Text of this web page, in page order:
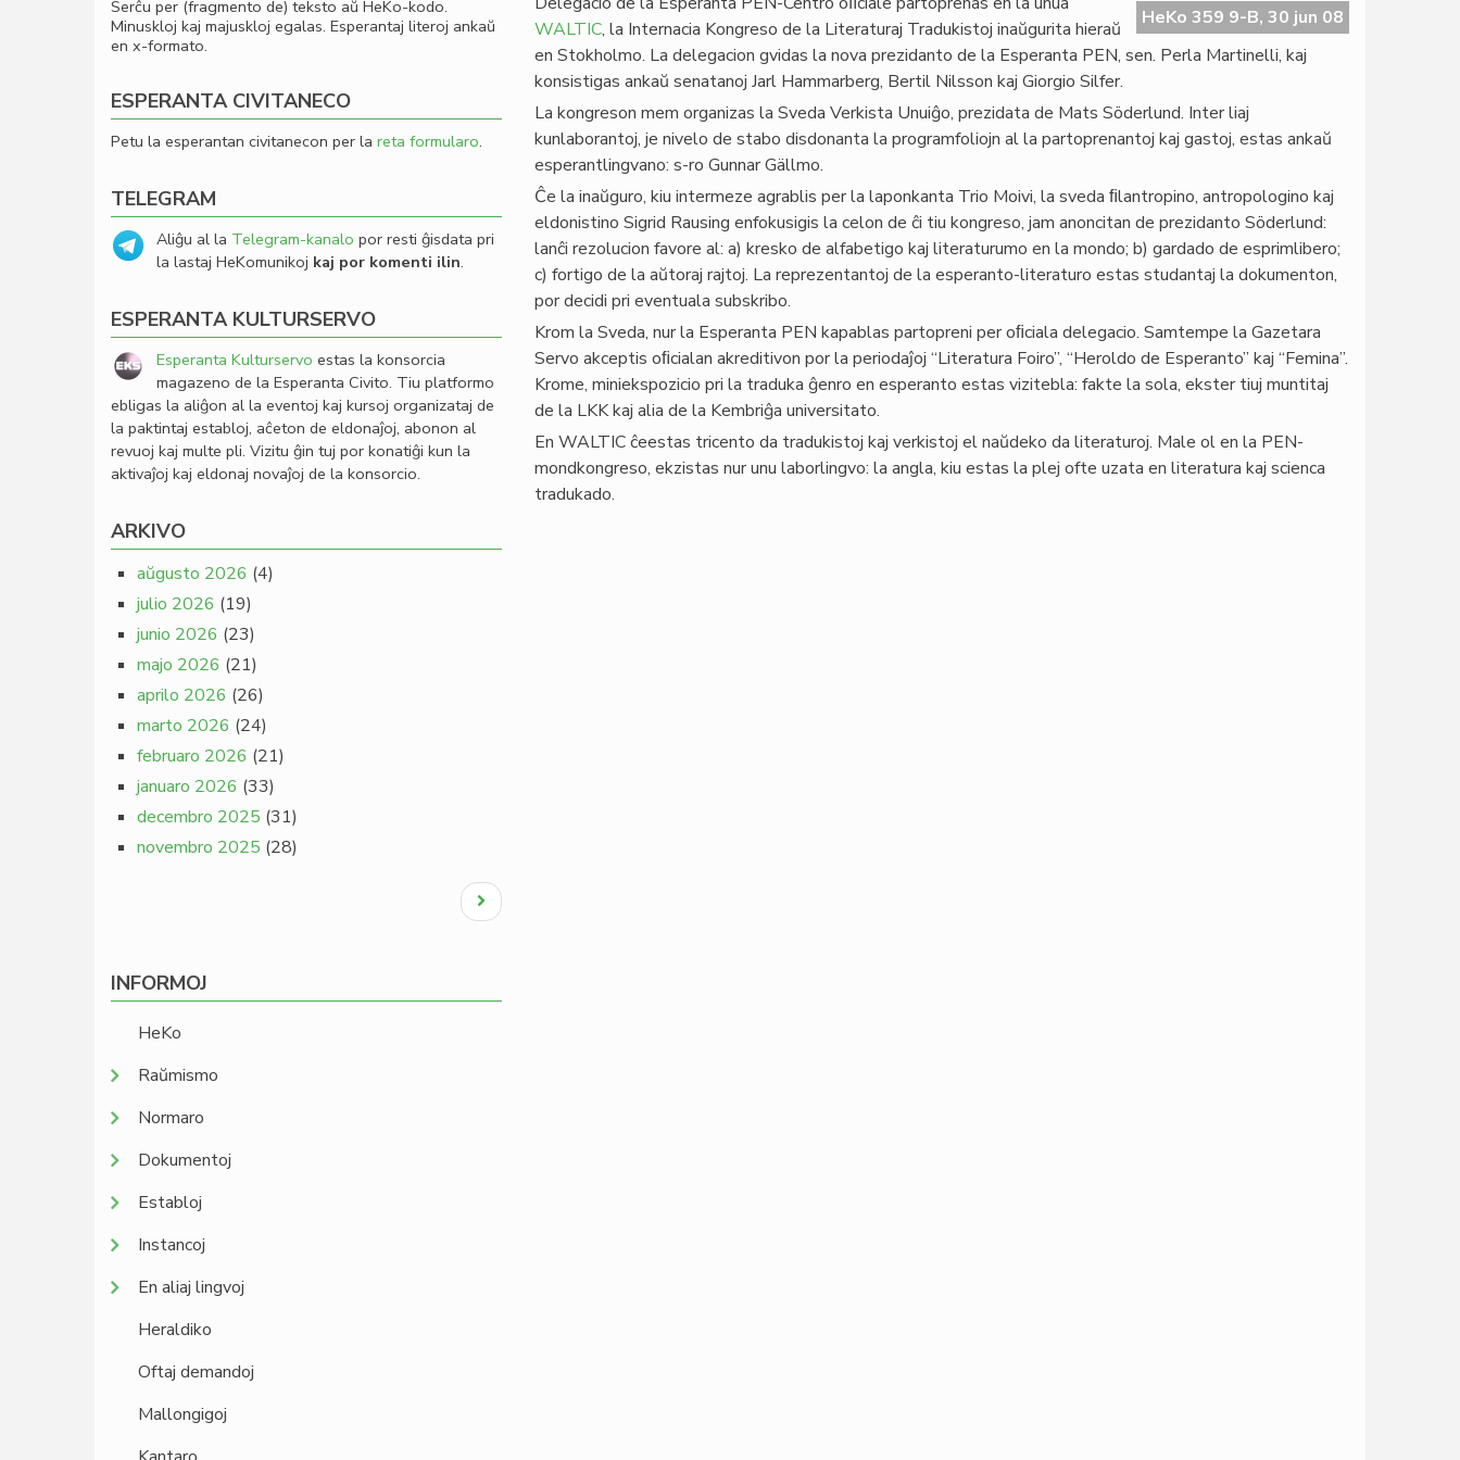
HeKo 359 9-B, 30 jun 08
WALTIC, la Internacia Kongreso de la Literaturaj Tradukistoj inaŭgurita hieraŭ
en Stokholmo. La delegacion gvidas la nova prezidanto de la Esperanta PEN, sen. Perla Martinelli, kaj
konsistigas ankaŭ senatanoj Jarl Hammarberg, Bertil Nilsson kaj Giorgio Silfer.
La kongreson mem organizas la Sveda Verkista Unuiĝo, prezidata de Mats Söderlund. Inter liaj
kunlaborantoj, je nivelo de stabo disdonanta la programfoliojn al la partoprenantoj kaj gastoj, estas ankaŭ
esperantlingvano: s-ro Gunnar Gällmo.
Ĉe la inaŭguro, kiu intermeze agrablis per la laponkanta Trio Moivi, la sveda ﬁlantropino, antropologino kaj
eldonistino Sigrid Rausing enfokusigis la celon de ĉi tiu kongreso, jam anoncitan de prezidanto Söderlund:
lanĉi rezolucion favore al: a) kresko de alfabetigo kaj literaturumo en la mondo; b) gardado de esprimlibero;
c) fortigo de la aŭtoraj rajtoj. La reprezentantoj de la esperanto-literaturo estas studantaj la dokumenton,
por decidi pri eventuala subskribo.
Krom la Sveda, nur la Esperanta PEN kapablas partopreni per oﬁciala delegacio. Samtempe la Gazetara
Servo akceptis oﬁcialan akreditivon por la periodaĵoj “Literatura Foiro”, “Heroldo de Esperanto” kaj “Femina”.
Krome, miniekspozicio pri la traduka ĝenro en esperanto estas vizitebla: fakte la sola, ekster tiuj muntitaj
de la LKK kaj alia de la Kembriĝa universitato.
En WALTIC ĉeestas tricento da tradukistoj kaj verkistoj el naŭdeko da literaturoj. Male ol en la PEN-
mondkongreso, ekzistas nur unu laborlingvo: la angla, kiu estas la plej ofte uzata en literatura kaj scienca
tradukado.
Serĉu per (fragmento de) teksto aŭ HeKo-kodo.
Minuskloj kaj majuskloj egalas. Esperantaj literoj ankaŭ
en x-formato.
ESPERANTA CIVITANECO
Petu la esperantan civitanecon per la reta formularo.
TELEGRAM
Aliĝu al la Telegram-kanalo por resti ĝisdata pri
la lastaj HeKomunikoj kaj por komenti ilin.
ESPERANTA KULTURSERVO
Esperanta Kulturservo estas la konsorcia
magazeno de la Esperanta Civito. Tiu platformo
ebligas la aliĝon al la eventoj kaj kursoj organizataj de
la paktintaj establoj, aĉeton de eldonaĵoj, abonon al
revuoj kaj multe pli. Vizitu ĝin tuj por konatiĝi kun la
aktivaĵoj kaj eldonaj novaĵoj de la konsorcio.
ARKIVO
aŭgusto 2026 (4)
julio 2026 (19)
junio 2026 (23)
majo 2026 (21)
aprilo 2026 (26)
marto 2026 (24)
februaro 2026 (21)
januaro 2026 (33)
decembro 2025 (31)
novembro 2025 (28)
Next
page
INFORMOJ
HeKo
Raŭmismo
Normaro
Dokumentoj
Establoj
Instancoj
En aliaj lingvoj
Heraldiko
Oftaj demandoj
Mallongigoj